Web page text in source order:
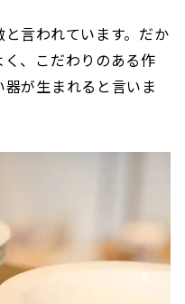
言われています。だか
、こだわりのある作
が生まれると言いま